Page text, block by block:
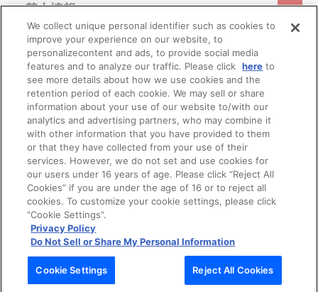
基本情報
利用規約 特定商取引法に基づく表示 プライバシーポリシー
プライバシーオプション 会社概要
ご利用情報
ご利用ガイド サイトマップ お問い合わせ
Do Not Sell or Share My Personal Information
会員メニュー
ログイン 会員規約 新規会員登録
その他のご案内
公式X バンダイナムコフィルムワークス
© Bandai Namco Filmworks Inc. All Rights Reserved.
We collect unique personal identifier such as cookies to
improve your experience on our website, to
personalizecontent and ads, to provide social media
features and to analyze our traffic. Please click here to
see more details about how we use cookies and the
retention period of each cookie. We may sell or share
information about your use of our website to/with our
analytics and advertising partners, who may combine it
with other information that you have provided to them
or that they have collected from your use of their
services. However, we do not set and use cookies for
our users under 16 years of age. Please click “Reject All
Cookies” if you are under the age of 16 or to reject all
cookies. To customize your cookie settings, please click
“Cookie Settings”.
Privacy Policy
Do Not Sell or Share My Personal Information
Cookie Settings Reject All Cookies